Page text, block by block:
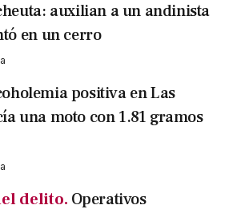
auxilian a un andinista
en un cerro
positiva en Las
una moto con 1.81 gramos
delito. Operativos